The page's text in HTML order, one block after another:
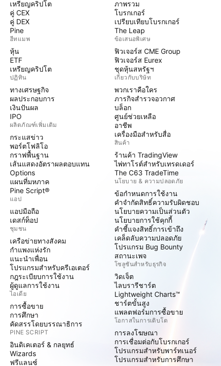
เหรียญคริปโต
คู่ CEX
คู่ DEX
Pine
ฮีทแมพ
หุ้น
ETF
เหรียญคริปโต
ปฏิทิน
ทางเศรษฐกิจ
ผลประกอบการ
เงินปันผล
IPO
ผลิตภัณฑ์เพิ่มเติม
กระแสข่าว
พอร์ตโฟลิโอ
กราฟพื้นฐาน
เส้นแสดงอัตราผลตอบแทน
Options
แผนที่มหภาค
Pine Script®
แอป
แอปมือถือ
เดสก์ท็อป
ชุมชน
เครือข่ายทางสังคม
กำแพงแห่งรัก
แนะนำเพื่อน
โปรแกรมสำหรับครีเอเตอร์
กฎระเบียบการใช้งาน
ผู้ดูแลการใช้งาน
ไอเดีย
การซื้อขาย
การศึกษา
คัดสรรโดยบรรณาธิการ
PINE SCRIPT
อินดิเคเตอร์ & กลยุทธ์
Wizards
ฟรีแลนซ์
ภาพรวม
โบรกเกอร์
เปรียบเทียบโบรกเกอร์
The Leap
ข้อเสนอพิเศษ
ฟิวเจอร์ส CME Group
ฟิวเจอร์ส Eurex
ชุดหุ้นสหรัฐฯ
เกี่ยวกับบริษัท
พวกเราคือใคร
ภารกิจสำรวจอวกาศ
บล็อก
ศูนย์ช่วยเหลือ
อาชีพ
เครื่องมือสำหรับสื่อ
สินค้า
ร้านค้า TradingView
ไพ่ทาโรต์สำหรับเทรดเดอร์
The C63 TradeTime
นโยบาย & ความปลอดภัย
ข้อกำหนดการใช้งาน
คำจำกัดสิทธิ์ความรับผิดชอบ
นโยบายความเป็นส่วนตัว
นโยบายการใช้คุกกี้
คำชี้แจงสิทธิ์การเข้าถึง
เคล็ดลับความปลอดภัย
โปรแกรม Bug Bounty
สถานะเพจ
โซลูชันสำหรับธุรกิจ
วิดเจ็ต
ไลบรารีชาร์ต
Lightweight Charts™
ชาร์ตขั้นสูง
แพลตฟอร์มการซื้อขาย
โอกาสในการเติบโต
การลงโฆษณา
การเชื่อมต่อกับโบรกเกอร์
โปรแกรมสำหรับพาร์ทเนอร์
โปรแกรมสำหรับการศึกษา